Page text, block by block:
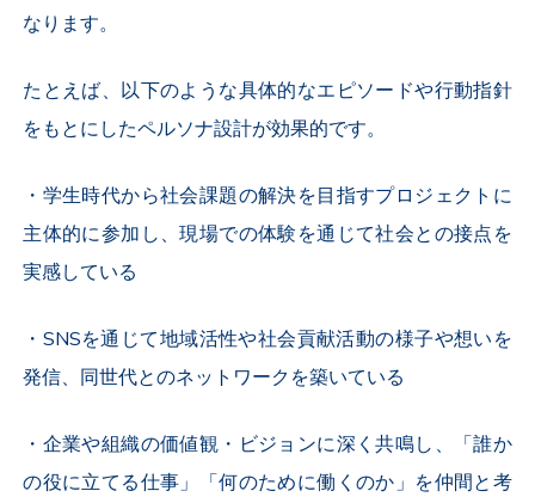
なります。
たとえば、以下のような具体的なエピソードや行動指針
をもとにしたペルソナ設計が効果的です。
・学生時代から社会課題の解決を目指すプロジェクトに
主体的に参加し、現場での体験を通じて社会との接点を
実感している
・SNSを通じて地域活性や社会貢献活動の様子や想いを
発信、同世代とのネットワークを築いている
・企業や組織の価値観・ビジョンに深く共鳴し、「誰か
の役に立てる仕事」「何のために働くのか」を仲間と考